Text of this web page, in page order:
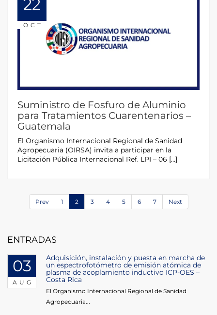
22
OCT
Suministro de Fosfuro de Aluminio
para Tratamientos Cuarentenarios –
Guatemala
El Organismo Internacional Regional de Sanidad
Agropecuaria (OIRSA) invita a participar en la
Licitación Pública Internacional Ref. LPI – 06 […]
Prev 1 2 3 4 5 6 7 Next
ENTRADAS
03
AUG
Adquisición, instalación y puesta en marcha de
un espectrofotómetro de emisión atómica de
plasma de acoplamiento inductivo ICP-OES –
Costa Rica
El Organismo Internacional Regional de Sanidad
Agropecuaria...